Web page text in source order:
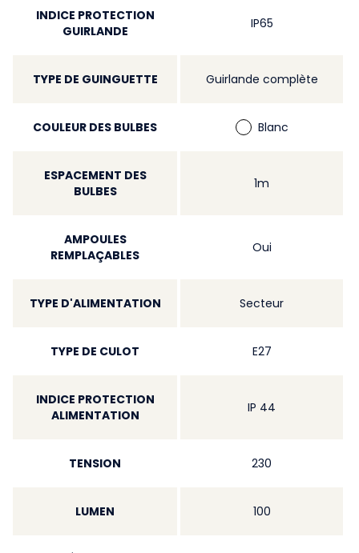
INDICE PROTECTION
GUIRLANDE
IP65
TYPE DE GUINGUETTE Guirlande complète
COULEUR DES BULBES Blanc
ESPACEMENT DES
BULBES
1m
AMPOULES
REMPLAÇABLES
Oui
TYPE D'ALIMENTATION Secteur
TYPE DE CULOT E27
INDICE PROTECTION
ALIMENTATION
IP 44
TENSION 230
LUMEN 100